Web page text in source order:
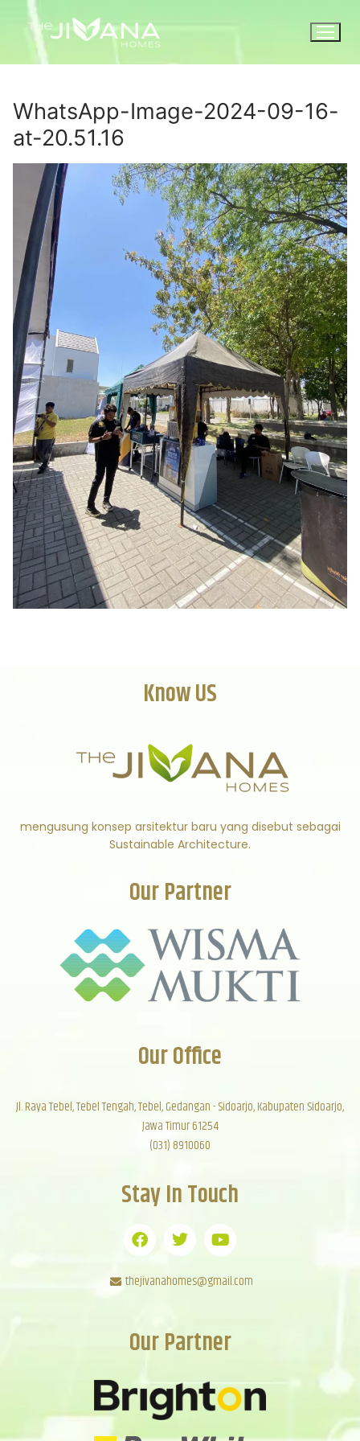
WhatsApp-Image-2024-09-16-
at-20.51.16
Know US
mengusung konsep arsitektur baru yang disebut sebagai
Sustainable Architecture.
Our Partner
Our Office
Jl. Raya Tebel, Tebel Tengah, Tebel, Gedangan - Sidoarjo, Kabupaten Sidoarjo,
Jawa Timur 61254
(031) 8910060
Stay In Touch
thejivanahomes@gmail.com
Our Partner